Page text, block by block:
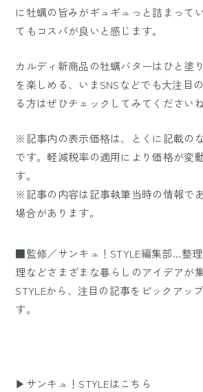
に牡蠣の旨みがギュギュっと詰まって
てもコスパが良いと感じます。
カルディ新商品の牡蠣バターはひと塗
を楽しめる、いまSNSなどでも大注目
る方はぜひチェックしてみてくださいね
※記事内の表示価格は、とくに記載の
です。軽減税率の適用により価格が変
す。
※記事の内容は記事執筆当時の情報で
場合があります。
■監修／サンキュ！STYLE編集部…整
理などさまざまな暮らしのアイデアが
STYLEから、注目の記事をピックアッ
す。
▶サンキュ！STYLEはこちら